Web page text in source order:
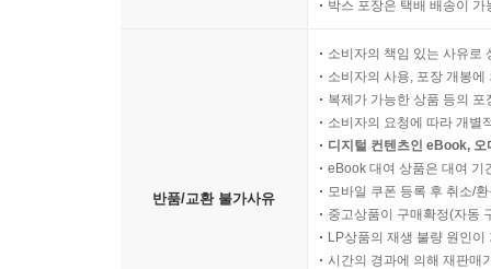
박스 포장은 택배 배송이
반품/교환 불가사유
소비자의 책임 있는 사유로
소비자의 사용, 포장 개봉
복제가 가능한 상품 등의
소비자의 요청에 따라 개별
디지털 컨텐츠인 eBook,
eBook 대여 상품은 대여 기
모바일 쿠폰 등록 후 취소/
중고상품이 구매확정(자동
LP상품의 재생 불량 원인
시간의 경과에 의해 재판매